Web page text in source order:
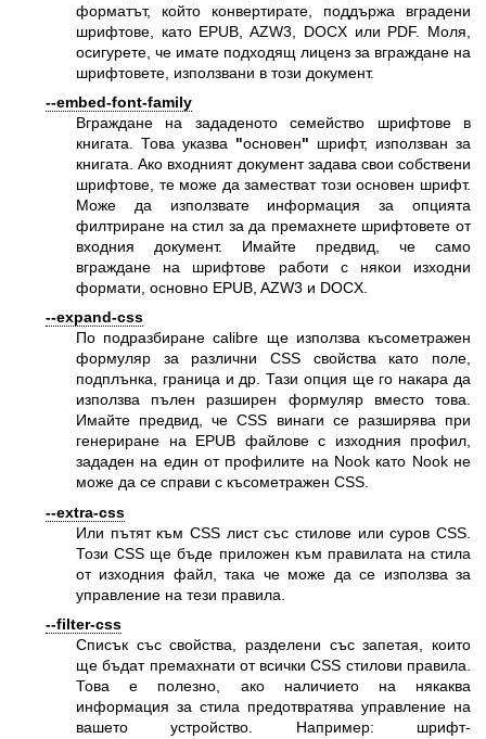
форматът, който конвертирате, поддържа вградени
шрифтове, като EPUB, AZW3, DOCX или PDF. Моля,
осигурете, че имате подходящ лиценз за вграждане на
шрифтовете, използвани в този документ.
--embed-font-family
Вграждане на зададеното семейство шрифтове в
книгата. Това указва "основен" шрифт, използван за
книгата. Ако входният документ задава свои собствени
шрифтове, те може да заместват този основен шрифт.
Може да използвате информация за опцията
филтриране на стил за да премахнете шрифтовете от
входния документ. Имайте предвид, че само
вграждане на шрифтове работи с някои изходни
формати, основно EPUB, AZW3 и DOCX.
--expand-css
По подразбиране calibre ще използва късометражен
формуляр за различни CSS свойства като поле,
подплънка, граница и др. Тази опция ще го накара да
използва пълен разширен формуляр вместо това.
Имайте предвид, че CSS винаги се разширява при
генериране на EPUB файлове с изходния профил,
зададен на един от профилите на Nook като Nook не
може да се справи с късометражен CSS.
--extra-css
Или пътят към CSS лист със стилове или суров CSS.
Този CSS ще бъде приложен към правилата на стила
от изходния файл, така че може да се използва за
управление на тези правила.
--filter-css
Списък със свойства, разделени със запетая, които
ще бъдат премахнати от всички CSS стилови правила.
Това е полезно, ако наличието на някаква
информация за стила предотвратява управление на
вашето устройство. Например: шрифт-